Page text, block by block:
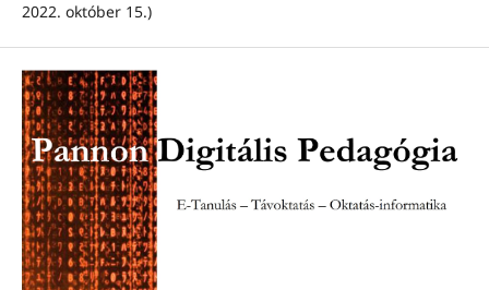
2022. október 15.)